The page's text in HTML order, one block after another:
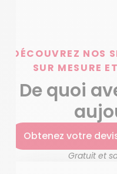
DÉCOUVREZ NOS
SUR MESURE
De quoi
Obtenez votre
Gratuit et